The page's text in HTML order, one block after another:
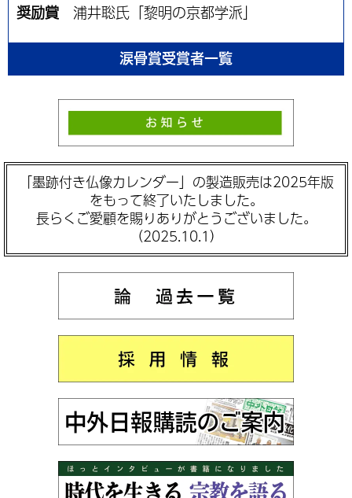
奨励賞 浦井聡氏「黎明の京都学派」
涙骨賞受賞者一覧
「墨跡付き仏像カレンダー」の製造販売は2025年版
をもって終了いたしました。
長らくご愛顧を賜りありがとうございました。
（2025.10.1）